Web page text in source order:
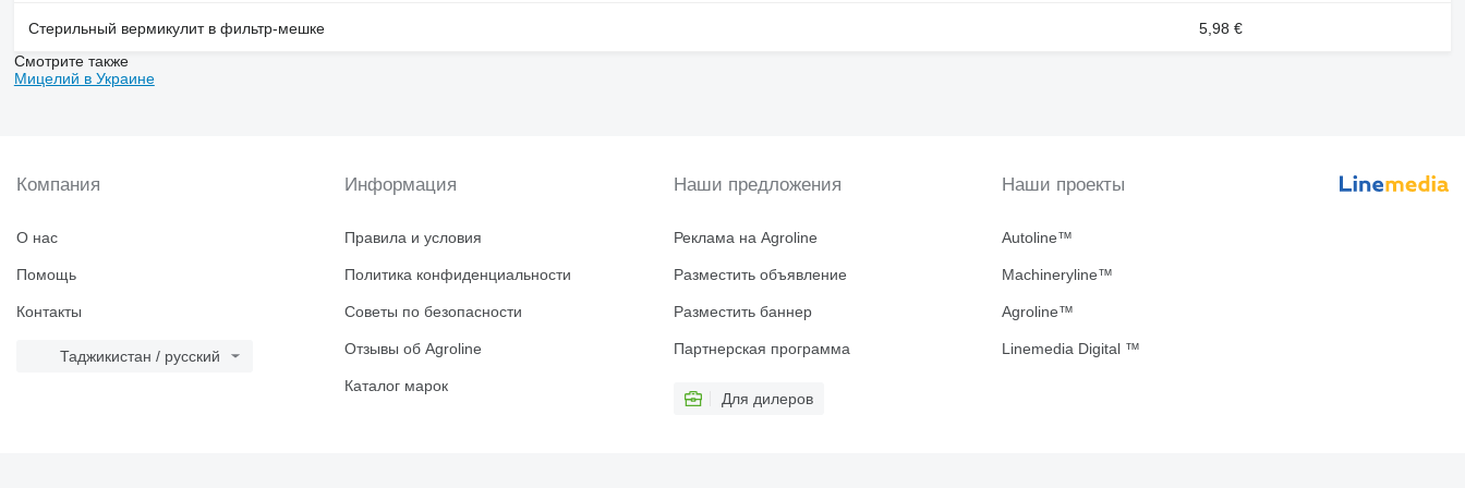
Стерильный вермикулит в фильтр-мешке
5,98 €
Смотрите также
Мицелий в Украине
Компания
О нас
Помощь
Контакты
Таджикистан / русский
Информация
Правила и условия
Политика конфиденциальности
Советы по безопасности
Отзывы об Agroline
Каталог марок
Наши предложения
Реклама на Agroline
Разместить объявление
Разместить баннер
Партнерская программа
Для дилеров
Наши проекты
Autoline™
Machineryline™
Agroline™
Linemedia Digital ™